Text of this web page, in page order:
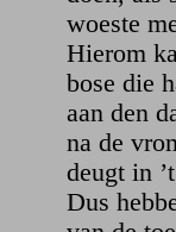
woeste
Hierom
bose die
aan den
na de
deugt in
Dus